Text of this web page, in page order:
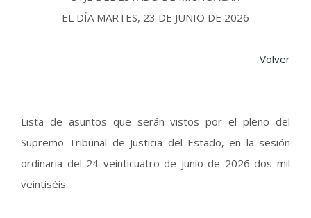
EL DÍA MARTES, 23 DE JUNIO DE 2026
Volver
Lista de asuntos que serán vistos por el pleno del
Supremo Tribunal de Justicia del Estado, en la sesión
ordinaria del 24 veinticuatro de junio de 2026 dos mil
veintiséis.